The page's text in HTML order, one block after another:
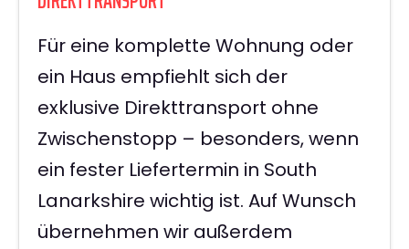
Für eine komplette Wohnung oder
ein Haus empfiehlt sich der
exklusive Direkttransport ohne
Zwischenstopp – besonders, wenn
ein fester Liefertermin in South
Lanarkshire wichtig ist. Auf Wunsch
übernehmen wir außerdem